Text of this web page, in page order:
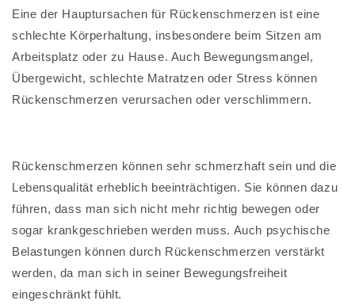
Eine der Hauptursachen für Rückenschmerzen ist eine
schlechte Körperhaltung, insbesondere beim Sitzen am
Arbeitsplatz oder zu Hause. Auch Bewegungsmangel,
Übergewicht, schlechte Matratzen oder Stress können
Rückenschmerzen verursachen oder verschlimmern.
Rückenschmerzen können sehr schmerzhaft sein und die
Lebensqualität erheblich beeinträchtigen. Sie können dazu
führen, dass man sich nicht mehr richtig bewegen oder
sogar krankgeschrieben werden muss. Auch psychische
Belastungen können durch Rückenschmerzen verstärkt
werden, da man sich in seiner Bewegungsfreiheit
eingeschränkt fühlt.